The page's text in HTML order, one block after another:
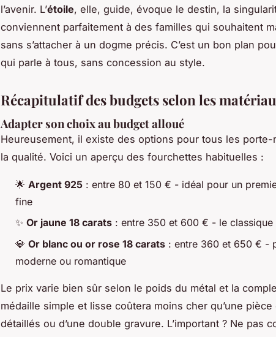
l’avenir. L’étoile, elle, guide, évoque le destin, la
conviennent parfaitement à des familles qui souhaitent
sans s’attacher à un dogme précis. C’est un bon plan
qui parle à tous, sans concession au style.
Récapitulatif des budgets selon les
Adapter son choix au budget alloué
Heureusement, il existe des options pour tous les
la qualité. Voici un aperçu des fourchettes habituelles :
🌟 Argent 925 : entre 80 et 150 € - idéal pour un
fine
✨ Or jaune 18 carats : entre 350 et 600 € - le classique
💎 Or blanc ou or rose 18 carats : entre 360 et 650 € -
moderne ou romantique
Le prix varie bien sûr selon le poids du métal et la
médaille simple et lisse coûtera moins cher qu’une
détaillés ou d’une double gravure. L’important ? Ne pas